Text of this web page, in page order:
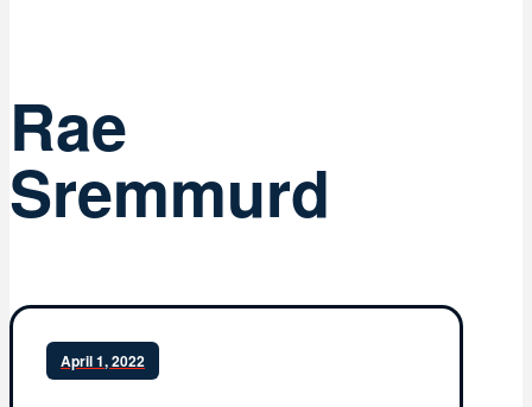
Rae
Sremmurd
April 1, 2022